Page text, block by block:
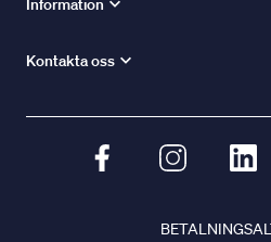
Information
Kontakta oss